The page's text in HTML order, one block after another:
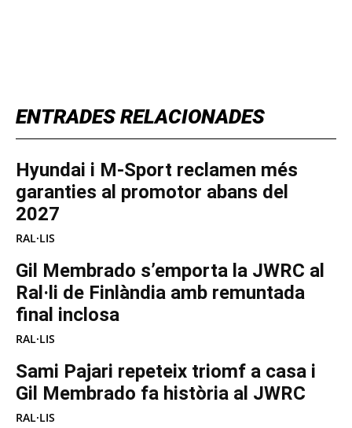
ENTRADES RELACIONADES
Hyundai i M-Sport reclamen més
garanties al promotor abans del
2027
RAL·LIS
Gil Membrado s’emporta la JWRC al
Ral·li de Finlàndia amb remuntada
final inclosa
RAL·LIS
Sami Pajari repeteix triomf a casa i
Gil Membrado fa història al JWRC
RAL·LIS